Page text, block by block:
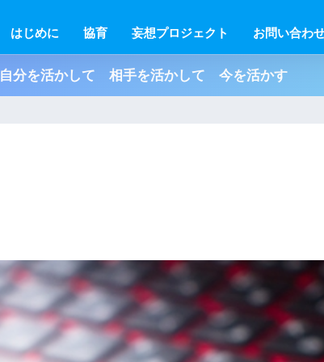
はじめに 協育 妄想プロジェクト お問い合わ
自分を活かして 相手を活かして 今を活かす